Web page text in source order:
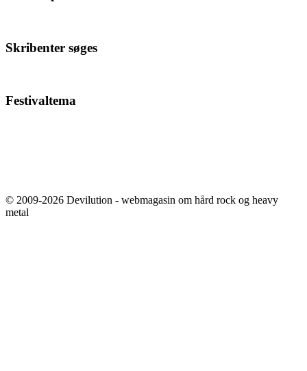
Skribenter søges
Festivaltema
© 2009-2026 Devilution - webmagasin om hård rock og heavy
metal